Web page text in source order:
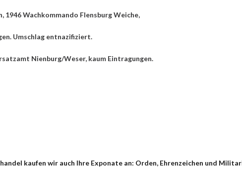
Wachkommando Flensburg Weiche,
Umschlag entnazifiziert.
Nienburg/Weser, kaum Eintragungen.
kaufen wir auch Ihre Exponate an: Orden, Ehrenzeichen und